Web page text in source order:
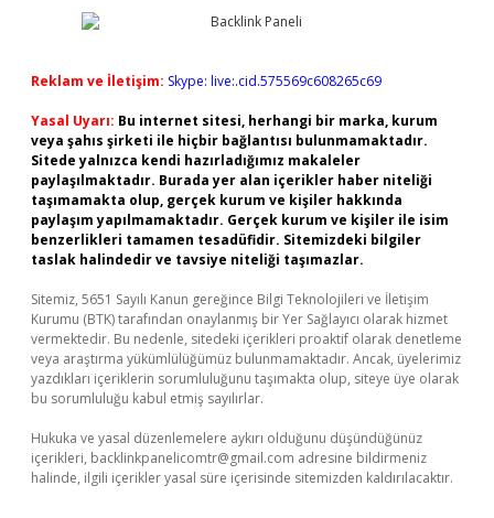
Reklam ve İletişim: Skype: live:.cid.575569c608265c69
Yasal Uyarı: Bu internet sitesi, herhangi bir marka, kurum
veya şahıs şirketi ile hiçbir bağlantısı bulunmamaktadır.
Sitede yalnızca kendi hazırladığımız makaleler
paylaşılmaktadır. Burada yer alan içerikler haber niteliği
taşımamakta olup, gerçek kurum ve kişiler hakkında
paylaşım yapılmamaktadır. Gerçek kurum ve kişiler ile isim
benzerlikleri tamamen tesadüfidir. Sitemizdeki bilgiler
taslak halindedir ve tavsiye niteliği taşımazlar.
Sitemiz, 5651 Sayılı Kanun gereğince Bilgi Teknolojileri ve İletişim
Kurumu (BTK) tarafından onaylanmış bir Yer Sağlayıcı olarak hizmet
vermektedir. Bu nedenle, sitedeki içerikleri proaktif olarak denetleme
veya araştırma yükümlülüğümüz bulunmamaktadır. Ancak, üyelerimiz
yazdıkları içeriklerin sorumluluğunu taşımakta olup, siteye üye olarak
bu sorumluluğu kabul etmiş sayılırlar.
Hukuka ve yasal düzenlemelere aykırı olduğunu düşündüğünüz
içerikleri, backlinkpanelicomtr@gmail.com adresine bildirmeniz
halinde, ilgili içerikler yasal süre içerisinde sitemizden kaldırılacaktır.